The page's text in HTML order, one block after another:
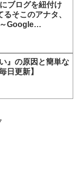
ブログを紐付け
そこのアナタ、
Google
』の原因と簡単な
日更新】